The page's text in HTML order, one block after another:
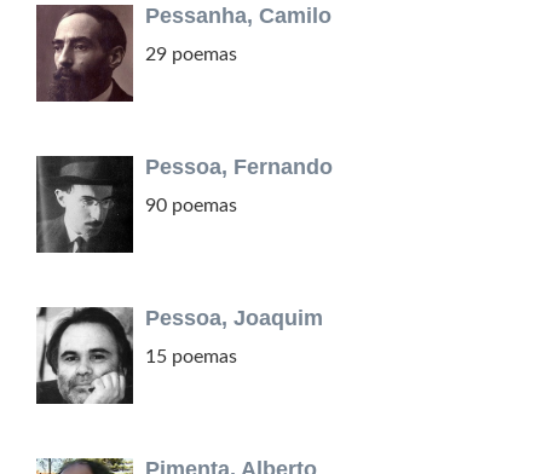
Pessanha, Camilo
29 poemas
Pessoa, Fernando
90 poemas
Pessoa, Joaquim
15 poemas
Pimenta, Alberto